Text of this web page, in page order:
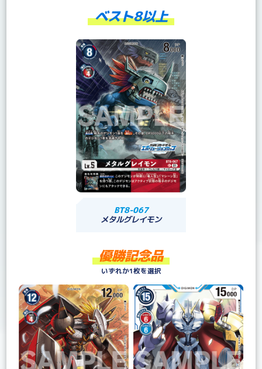
ベスト8以上
BT8-067
メタルグレイモン
優勝記念品
いずれか1枚を選択